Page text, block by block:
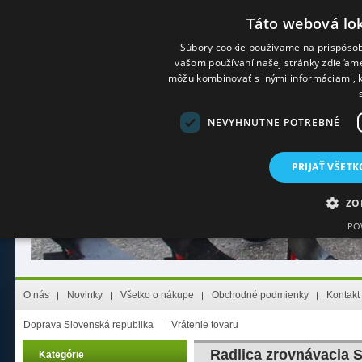
Registrácia(Nový zákazník) Zabudol
O nás Novinky Všetko o nákupe Obchodné podmienky Kontakt
Doprava Slovenská republika Vrátenie tovaru
Kategórie Radlica zrovnávacia
Táto webová
Súbory cookie používame na
vašom používaní našej stránky
môžu kombinovať s inými
NEVYHNUTNE POTREBNÉ
PRIJAŤ
Nevyhnutne potrebné súbory cookie umožňujú základné funkcie webovej
nevyhnutne potrebných súborov cookie.
Meno
platnosti
Opis